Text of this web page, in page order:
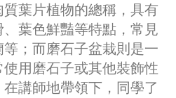
葉片植物的總稱，具有
葉色鮮豔等特點，常見
；而磨石子盆栽則是一
用磨石子或其他裝飾性
講師地帶領下，同學了